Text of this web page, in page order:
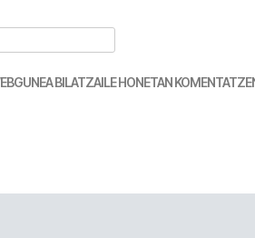
BILATZAILE HONETAN